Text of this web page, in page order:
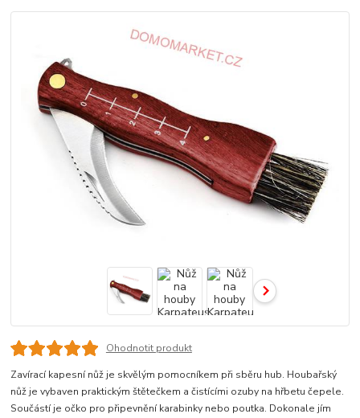
Ohodnotit produkt
Zavírací kapesní nůž je skvělým pomocníkem při sběru hub. Houbařský
nůž je vybaven praktickým štětečkem a čistícími ozuby na hřbetu čepele.
Součástí je očko pro připevnění karabinky nebo poutka. Dokonale jím